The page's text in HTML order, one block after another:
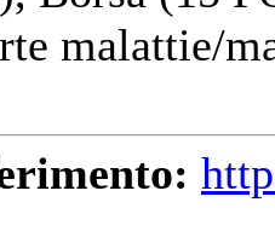
malattie/